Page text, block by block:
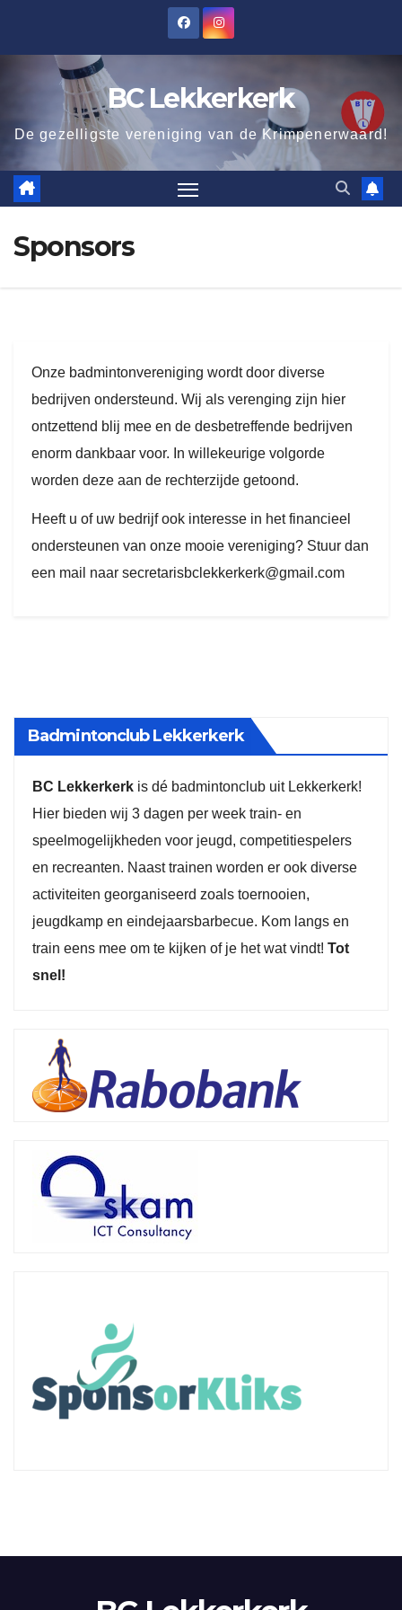
BC Lekkerkerk
De gezelligste vereniging van de Krimpenerwaard!
Sponsors
Onze badmintonvereniging wordt door diverse
bedrijven ondersteund. Wij als verenging zijn hier
ontzettend blij mee en de desbetreffende bedrijven
enorm dankbaar voor. In willekeurige volgorde
worden deze aan de rechterzijde getoond.
Heeft u of uw bedrijf ook interesse in het financieel
ondersteunen van onze mooie vereniging? Stuur dan
een mail naar secretarisbclekkerkerk@gmail.com
Badmintonclub Lekkerkerk
BC Lekkerkerk is dé badmintonclub uit Lekkerkerk!
Hier bieden wij 3 dagen per week train- en
speelmogelijkheden voor jeugd, competitiespelers
en recreanten. Naast trainen worden er ook diverse
activiteiten georganiseerd zoals toernooien,
jeugdkamp en eindejaarsbarbecue. Kom langs en
train eens mee om te kijken of je het wat vindt! Tot
snel!